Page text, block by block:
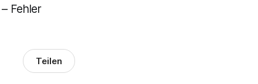
Fehler
Teilen